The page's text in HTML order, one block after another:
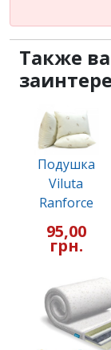
Также
Подушка
Viluta
Ranforce
95,00
грн.